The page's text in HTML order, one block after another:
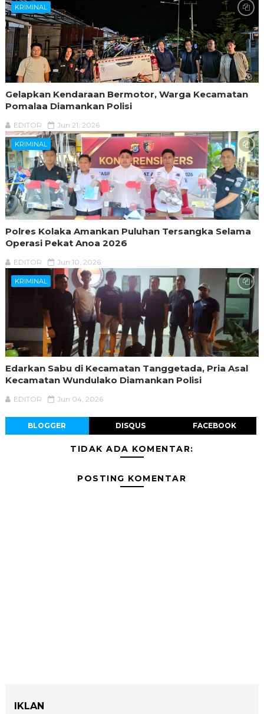
KRIMINAL
Gelapkan Kendaraan Bermotor, Warga Kecamatan
Pomalaa Diamankan Polisi
EDITOR Jun 21, 2026
KRIMINAL
Polres Kolaka Amankan Puluhan Tersangka Selama
Operasi Pekat Anoa 2026
EDITOR Jun 10, 2026
KRIMINAL
Edarkan Sabu di Kecamatan Tanggetada, Pria Asal
Kecamatan Wundulako Diamankan Polisi
EDITOR Jun 04, 2026
BLOGGER DISQUS FACEBOOK
TIDAK ADA KOMENTAR:
POSTING KOMENTAR
IKLAN